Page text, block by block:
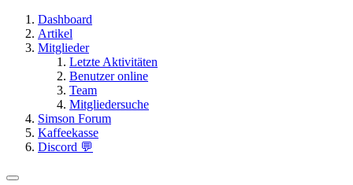
Dashboard
Artikel
Mitglieder
Letzte Aktivitäten
Benutzer online
Team
Mitgliedersuche
Simson Forum
Kaffeekasse
Discord 💬